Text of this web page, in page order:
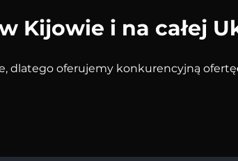
Kijowie i na całej
dlatego oferujemy konkurencyjną ofertę